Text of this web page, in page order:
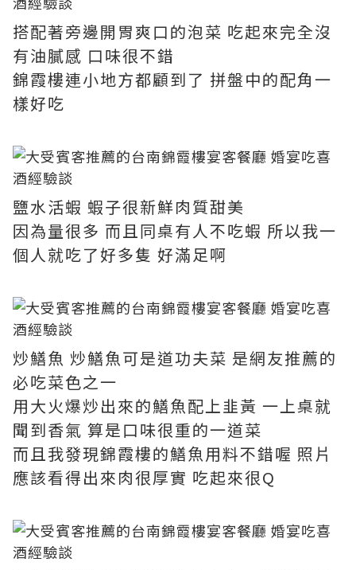
搭配著旁邊開胃爽口的泡菜 吃起來完全沒
有油膩感 口味很不錯
錦霞樓連小地方都顧到了 拼盤中的配角一
樣好吃
鹽水活蝦 蝦子很新鮮肉質甜美
因為量很多 而且同桌有人不吃蝦 所以我一
個人就吃了好多隻 好滿足啊
炒鱔魚 炒鱔魚可是道功夫菜 是網友推薦的
必吃菜色之一
用大火爆炒出來的鱔魚配上韭黃 一上桌就
聞到香氣 算是口味很重的一道菜
而且我發現錦霞樓的鱔魚用料不錯喔 照片
應該看得出來肉很厚實 吃起來很Q